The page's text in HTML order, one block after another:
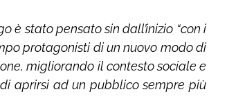
è stato pensato sin dall’inizio “con i
protagonisti di un nuovo modo di
migliorando il contesto sociale e
aprirsi ad un pubblico sempre più